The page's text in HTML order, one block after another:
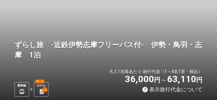
ずらし旅 -近鉄伊勢志摩フリーパス付- 伊勢・鳥羽・志
摩 1泊
新幹線 ホテル
選べる
1 泊
大人1名様あたり 旅行代金（1～4名1室・税込）
36,000 円 63,110 円
表示旅行代金について